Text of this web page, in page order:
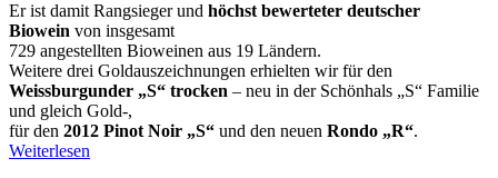
Er ist damit Rangsieger und höchst bewerteter deutscher
Biowein von insgesamt
729 angestellten Bioweinen aus 19 Ländern.
Weitere drei Goldauszeichnungen erhielten wir für den
Weissburgunder „S“ trocken – neu in der Schönhals „S“ Familie
und gleich Gold-,
für den 2012 Pinot Noir „S“ und den neuen Rondo „R“.
Weiterlesen